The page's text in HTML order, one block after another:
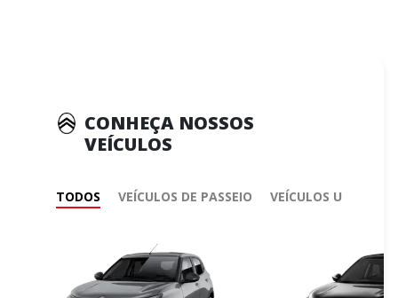
CONHEÇA NOSSOS
VEÍCULOS
TODOS VEÍCULOS DE PASSEIO VEÍCULOS